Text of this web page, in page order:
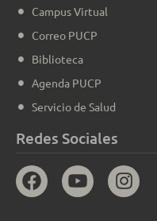
Campus Virtual
Correo PUCP
Biblioteca
Agenda PUCP
Servicio de Salud
Redes Sociales